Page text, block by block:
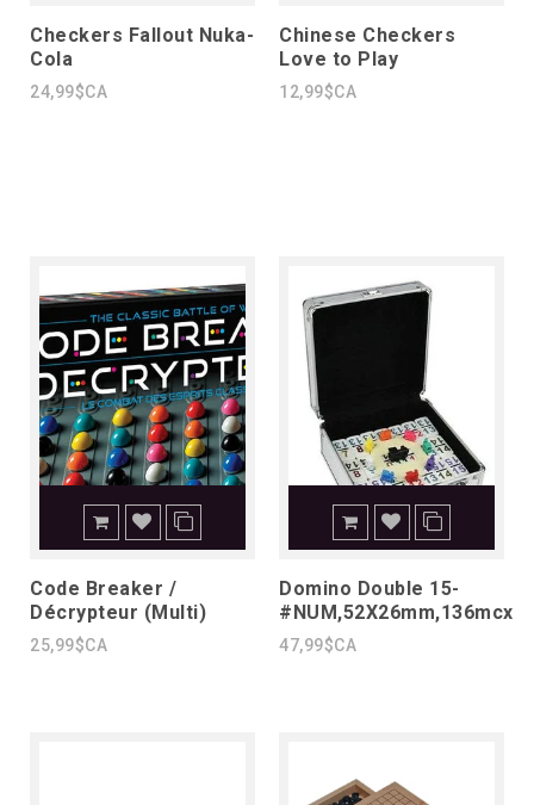
Checkers Fallout Nuka-
Cola
24,99$CA
Chinese Checkers
Love to Play
12,99$CA
Code Breaker /
Décrypteur (Multi)
25,99$CA
Domino Double 15-
#NUM,52X26mm,136mcx
47,99$CA